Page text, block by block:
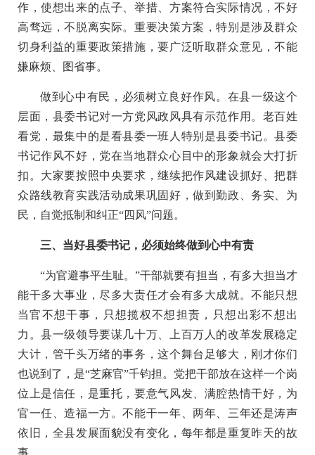
作，使想出来的点子、举措、方案符合实际情况，不好
高骛远，不脱离实际。重要决策方案，特别是涉及群众
切身利益的重要政策措施，要广泛听取群众意见，不能
嫌麻烦、图省事。
做到心中有民，必须树立良好作风。在县一级这个
层面，县委书记对一方党风政风具有示范作用。老百姓
看党，最集中的是看县委一班人特别是县委书记。县委
书记作风不好，党在当地群众心目中的形象就会大打折
扣。大家要按照中央要求，继续把作风建设抓好、把群
众路线教育实践活动成果巩固好，做到勤政、务实、为
民，自觉抵制和纠正“四风”问题。
三、当好县委书记，必须始终做到心中有责
“为官避事平生耻。”干部就要有担当，有多大担当才
能干多大事业，尽多大责任才会有多大成就。不能只想
当官不想干事，只想揽权不想担责，只想出彩不想出
力。县一级领导要谋几十万、上百万人的改革发展稳定
大计，管千头万绪的事务，这个舞台足够大，刚才你们
也说到了，是“芝麻官”千钧担。党把干部放在这样一个岗
位上是信任，是重托，要意气风发、满腔热情干好，为
官一任、造福一方。不能干一年、两年、三年还是涛声
依旧，全县发展面貌没有变化，每年都是重复昨天的故
事。